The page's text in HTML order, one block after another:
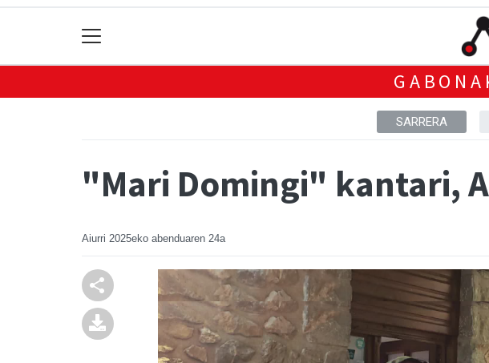
SARRERA
"Mari Domingi" kantari,
Aiurri 2025eko abenduaren 24a